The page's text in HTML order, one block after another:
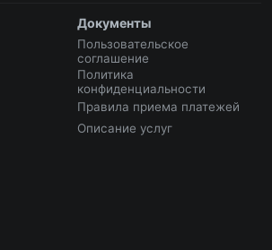
Документы
Пользовательское
соглашение
Политика
конфиденциальности
Правила приема платежей
Описание услуг